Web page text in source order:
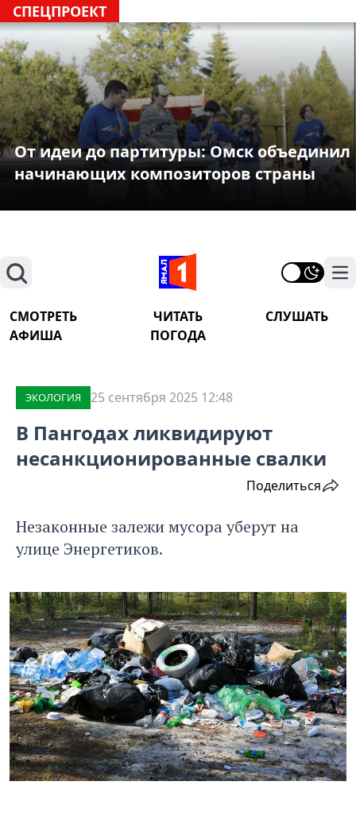
СПЕЦПРОЕКТ
От идеи до партитуры: Омск объединил
начинающих композиторов страны
Поиск
СМОТРЕТЬ ЧИТАТЬ
СЛУШАТЬ
АФИША
ПОГОДА
ЭКОЛОГИЯ 25 сентября 2025 12:48
В Пангодах ликвидируют
несанкционированные свалки
Поделиться
Незаконные залежи мусора уберут на
улице Энергетиков.